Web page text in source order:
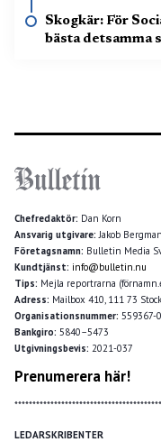
Skogkär: För
bästa detsamma
Chefredaktör: Dan Korn
Ansvarig utgivare: Jakob Bergman
Företagsnamn: Bulletin Media
Kundtjänst: info@bulletin.nu
Tips: Mejla reportrarna
Adress: Mailbox 410, 111 73
Organisationsnummer: 559367-
Bankgiro: 5840–5473
Utgivningsbevis: 2021-037
Prenumerera här!
LEDARSKRIBENTER